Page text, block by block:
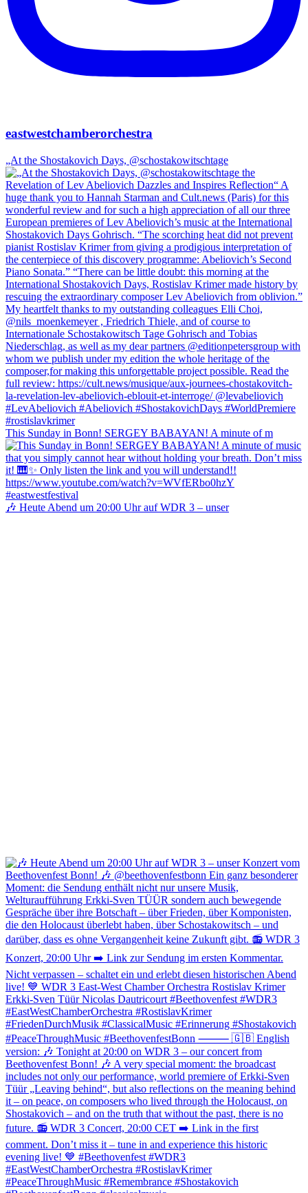
eastwestchamberorchestra
„At the Shostakovich Days, @schostakowitschtage
This Sunday in Bonn! SERGEY BABAYAN! A minute of m
🎶 Heute Abend um 20:00 Uhr auf WDR 3 – unser